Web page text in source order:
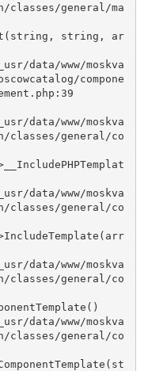
general/ma
string, ar
compone
classes/general/co
classes/general/co
classes/general/co
classes/general/co